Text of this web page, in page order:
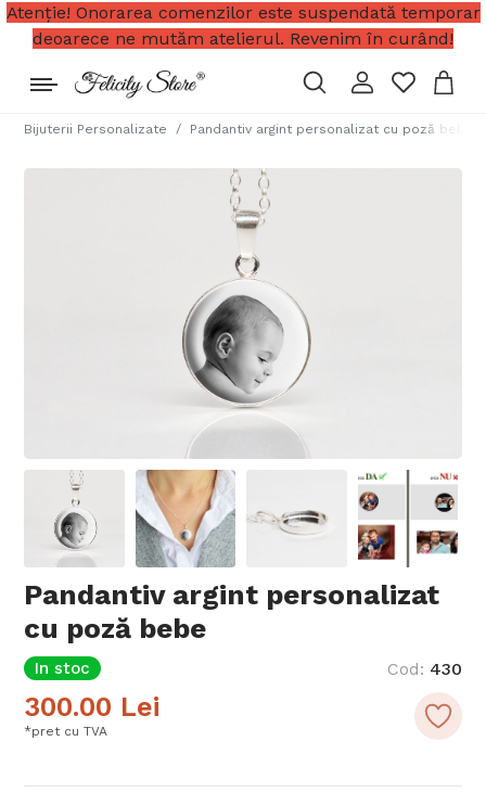
Atenție! Onorarea comenzilor este suspendată temporar
deoarece ne mutăm atelierul. Revenim în curând!
Bijuterii Personalizate Pandantiv argint personalizat cu poză bebe
Pandantiv argint personalizat
cu poză bebe
In stoc Cod: 430
300.00 Lei
*pret cu TVA